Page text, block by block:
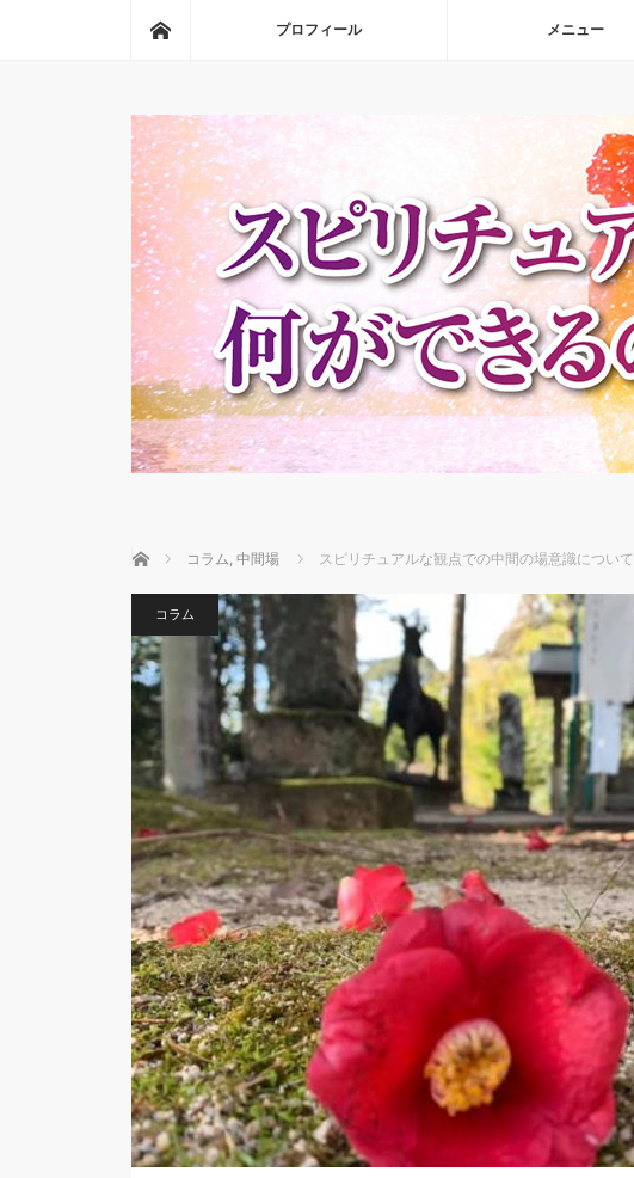
プロフィール メニュー
ホーム コラム, 中間場 スピリチュアルな観点での中間の場意識について
コラム